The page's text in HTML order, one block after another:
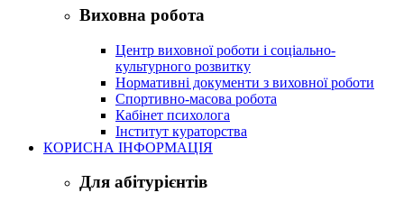
Виховна робота
Центр виховної роботи і соціально-
культурного розвитку
Нормативні документи з виховної роботи
Спортивно-масова робота
Кабінет психолога
Інститут кураторства
КОРИСНА ІНФОРМАЦІЯ
Для абітурієнтів